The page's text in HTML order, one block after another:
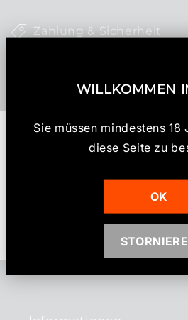
k
l
a
Zahlung & Sicherheit
Schreiben Sie die
Bewertung
WILLKOMMEN
Sie müssen mindestens 18
diese Seite zu
OK